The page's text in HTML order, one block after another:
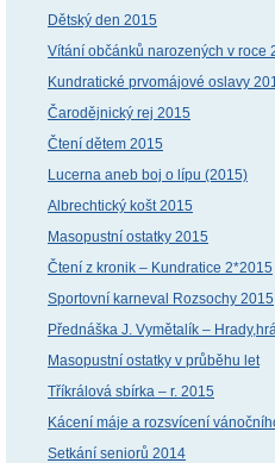
Dětský den 2015
Vítání občánků narozených v roce
Kundratické prvomájové oslavy
Čarodějnický rej 2015
Čtení dětem 2015
Lucerna aneb boj o lípu (2015)
Albrechtický košt 2015
Masopustní ostatky 2015
Čtení z kronik – Kundratice 2*2015
Sportovní karneval Rozsochy 2015
Přednáška J. Vymětalík –
Masopustní ostatky v průběhu let
Tříkrálová sbírka – r. 2015
Kácení máje a rozsvícení
Setkání seniorů 2014